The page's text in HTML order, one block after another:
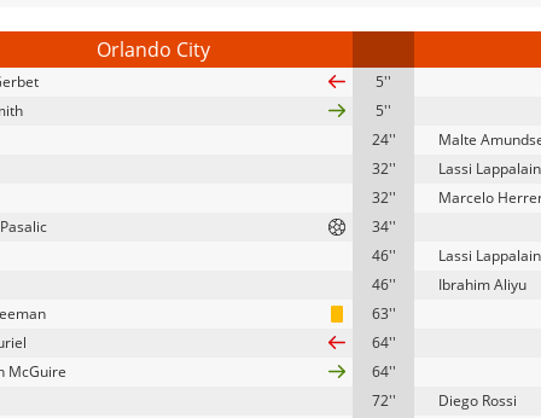
Orlando City
5''
5''
24''
Malte
32''
Lassi
32''
Marcelo
34''
46''
Lassi
46''
Ibrahim Aliyu
63''
64''
McGuire
64''
72''
Diego Rossi